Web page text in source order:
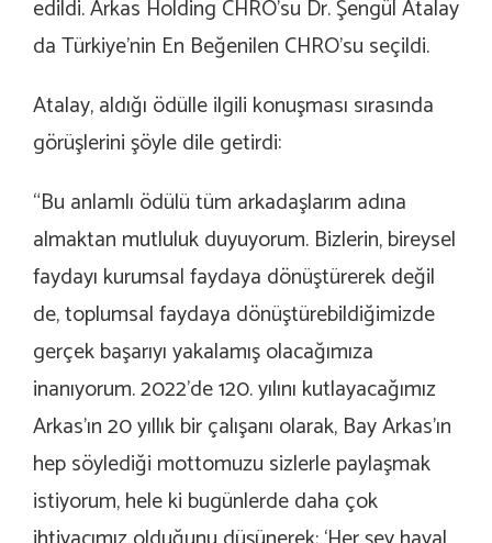
edildi. Arkas Holding CHRO’su Dr. Şengül Atalay
da Türkiye’nin En Beğenilen CHRO’su seçildi.
Atalay, aldığı ödülle ilgili konuşması sırasında
görüşlerini şöyle dile getirdi:
“Bu anlamlı ödülü tüm arkadaşlarım adına
almaktan mutluluk duyuyorum. Bizlerin, bireysel
faydayı kurumsal faydaya dönüştürerek değil
de, toplumsal faydaya dönüştürebildiğimizde
gerçek başarıyı yakalamış olacağımıza
inanıyorum. 2022’de 120. yılını kutlayacağımız
Arkas’ın 20 yıllık bir çalışanı olarak, Bay Arkas’ın
hep söylediği mottomuzu sizlerle paylaşmak
istiyorum, hele ki bugünlerde daha çok